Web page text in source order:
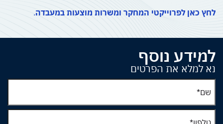
לחץ כאן לפרוייקטי המחקר ומשרות מוצעות במעבדה.
למידע נוסף
נא למלא את הפרטים